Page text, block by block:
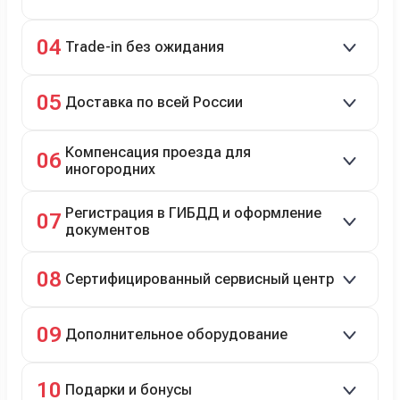
04 Trade-in без ожидания
05 Доставка по всей России
06 Компенсация проезда для
иногородних
07 Регистрация в ГИБДД и оформление
документов
08 Сертифицированный сервисный центр
технический ремонт.
09 Дополнительное оборудование
10 Подарки и бонусы